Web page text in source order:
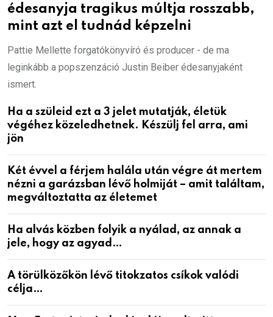
édesanyja tragikus múltja rosszabb,
mint azt el tudnád képzelni
Pattie Mellette forgatókönyvíró és producer - de ma
leginkább a popszenzáció Justin Beiber édesanyjaként
ismert.
Ha a szüleid ezt a 3 jelet mutatják, életük
végéhez közeledhetnek. Készülj fel arra, ami
jön
Két évvel a férjem halála után végre át mertem
nézni a garázsban lévő holmiját – amit találtam,
megváltoztatta az életemet
Ha alvás közben folyik a nyálad, az annak a
jele, hogy az agyad…
A törülközőkön lévő titokzatos csíkok valódi
célja…